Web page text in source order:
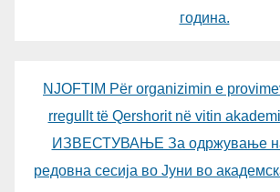
година.
NJOFTIM Për organizimin e
rregullt të Qershorit në vitin
ИЗВЕСТУВАЊЕ За одржување
редовна сесија во Јуни во